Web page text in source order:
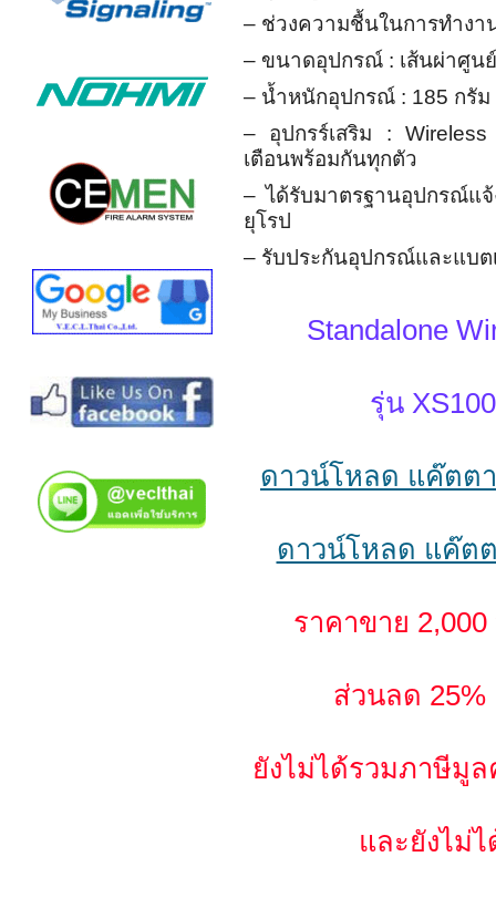
– ช่วงความชื้นในการทำงา
– ขนาดอุปกรณ์ : เส้นผ่าศูน
– น้ำหนักอุปกรณ์ : 185 กรัม
– อุปกรร์เสริม : Wireless
เตือนพร้อมกันทุกตัว
– ได้รับมาตรฐานอุปกรณ์แ
ยุโรป
– รับประกันอุปกรณ์และแบต
Standalone
รุ่น
ดาวน์โหลด แค๊ตต
ดาวน์โหลด แค๊ต
ราคาขาย
ส่วนลด 25%
ยังไม่ได้รวมภาษีมู
และยังไม่